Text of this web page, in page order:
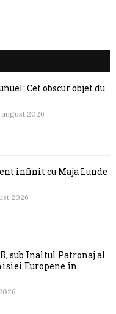
Cet obscur objet du
august 2026
infinit cu Maja Lunde
2026
sub Înaltul Patronaj al
Europene în